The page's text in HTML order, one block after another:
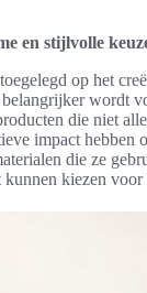
en stijlvolle
op het
belangrijker wordt
die niet
impact hebben
die ze
kunnen kiezen